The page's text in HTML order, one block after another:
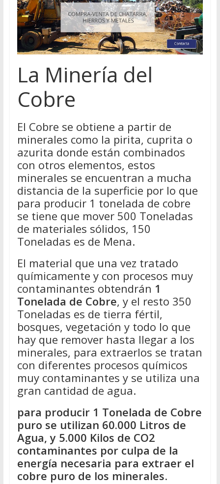
La Minería del
Cobre
El Cobre se obtiene a partir de
minerales como la pirita, cuprita o
azurita donde están combinados
con otros elementos, estos
minerales se encuentran a mucha
distancia de la superficie por lo que
para producir 1 tonelada de cobre
se tiene que mover 500 Toneladas
de materiales sólidos, 150
Toneladas es de Mena.
El material que una vez tratado
químicamente y con procesos muy
contaminantes obtendrán 1
Tonelada de Cobre, y el resto 350
Toneladas es de tierra fértil,
bosques, vegetación y todo lo que
hay que remover hasta llegar a los
minerales, para extraerlos se tratan
con diferentes procesos químicos
muy contaminantes y se utiliza una
gran cantidad de agua.
para producir 1 Tonelada de Cobre
puro se utilizan 60.000 Litros de
Agua, y 5.000 Kilos de CO2
contaminantes por culpa de la
energía necesaria para extraer el
cobre puro de los minerales.